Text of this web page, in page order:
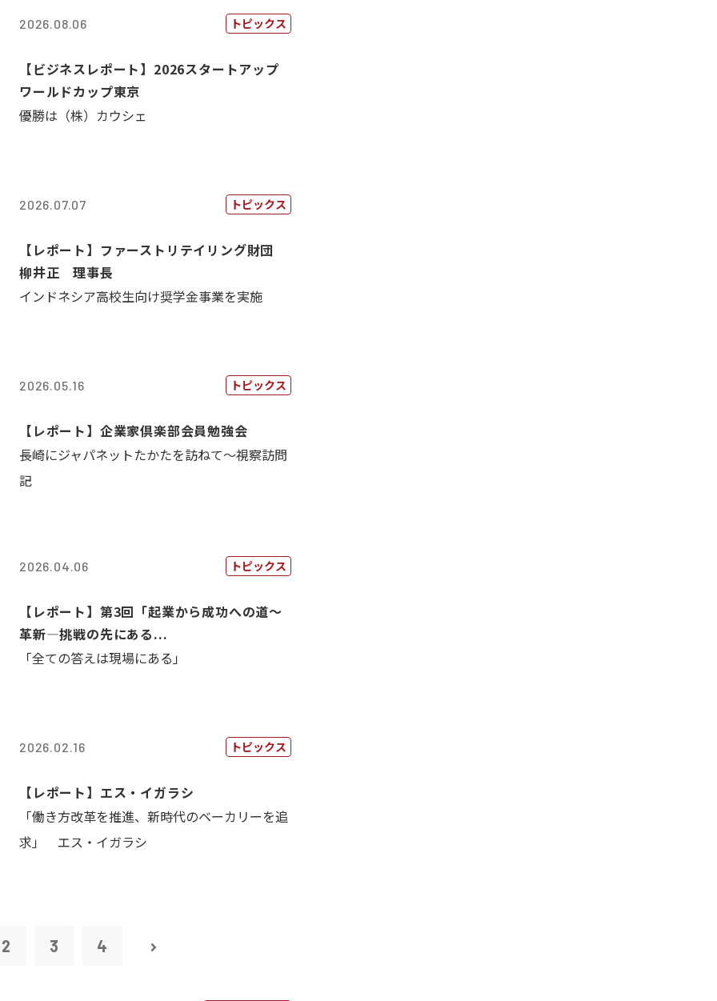
2026.08.06 トピックス
【ビジネスレポート】2026スタートアップ
ワールドカップ東京
優勝は（株）カウシェ
2026.07.07 トピックス
【レポート】ファーストリテイリング財団
柳井正 理事長
インドネシア高校生向け奨学金事業を実施
2026.05.16 トピックス
【レポート】企業家倶楽部会員勉強会
長崎にジャパネットたかたを訪ねて～視察訪問
記
2026.04.06 トピックス
【レポート】第3回「起業から成功への道～
革新―挑戦の先にある...
「全ての答えは現場にある」
2026.02.16 トピックス
【レポート】エス・イガラシ
「働き方改革を推進、新時代のベーカリーを追
求」 エス・イガラシ
2 3 4